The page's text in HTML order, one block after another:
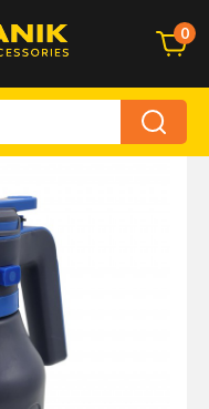
0